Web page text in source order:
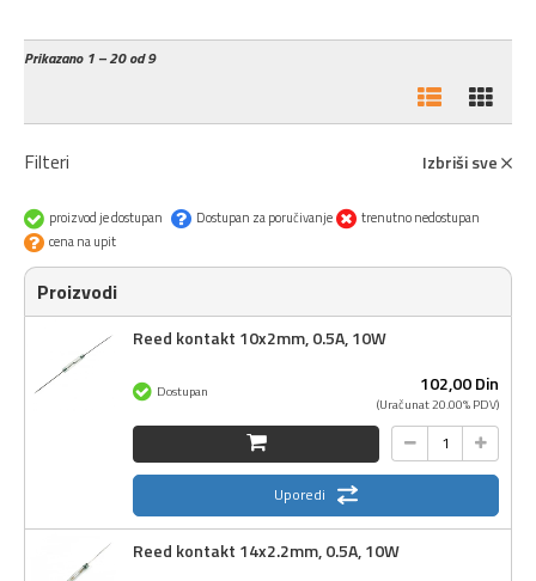
Prikazano1 – 20 od 9
Filteri Izbriši sve
proizvod je dostupan Dostupan za poručivanje
trenutno nedostupan
cena na upit
Proizvodi
Reed kontakt 10x2mm, 0.5A, 10W
102,00Din
(Uračunat 20.00% PDV)
Dostupan
Uporedi
Reed kontakt 14x2.2mm, 0.5A, 10W